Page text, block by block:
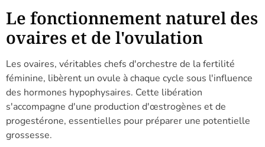
Le fonctionnement naturel des
ovaires et de l'ovulation
Les ovaires, véritables chefs d'orchestre de la fertilité
féminine, libèrent un ovule à chaque cycle sous l'influence
des hormones hypophysaires. Cette libération
s'accompagne d'une production d'œstrogènes et de
progestérone, essentielles pour préparer une potentielle
grossesse.